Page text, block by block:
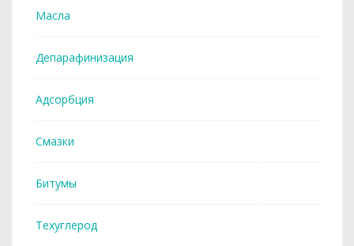
Масла
Депарафинизация
Адсорбция
Смазки
Битумы
Техуглерод